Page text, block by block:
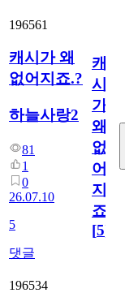
196561
캐시가 왜
없어지죠.?
하늘사랑2
81
1
0
26.07.10
5
댓글
캐
시
가
왜
없
어
지
죠.?
[5]
196534